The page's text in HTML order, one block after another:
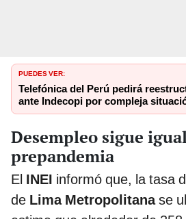
PUEDES VER:
Telefónica del Perú pedirá
ante Indecopi por compleja
Desempleo sigue
prepandemia
El INEI informó que, la tasa
de Lima Metropolitanase